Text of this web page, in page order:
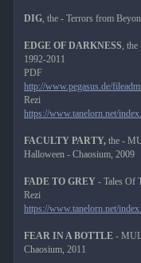
DIG, the - Terrors from
EDGE OF DARKNESS ,
1992-2011
PDF
http://www.pegasus.de/
Rezi
https://www.tanelorn.net/
FACULTY PARTY,the -
Halloween - Chaosium, 2009
FADE TO GREY- Tales Of
Rezi
https://www.tanelorn.net/
FEAR IN A BOTTLE-
Chaosium, 2011